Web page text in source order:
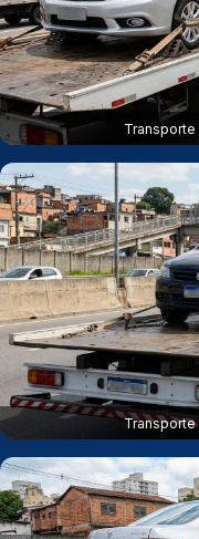
Transporte
Transporte